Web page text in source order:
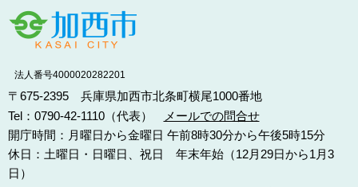
法人番号4000020282201
〒675-2395 兵庫県加西市北条町横尾1000番地
Tel：0790-42-1110（代表）
メールでの問合せ
開庁時間：月曜日から金曜日 午前8時30分から午後5時15分
休日：土曜日・日曜日、祝日 年末年始（12月29日から1月3
日）